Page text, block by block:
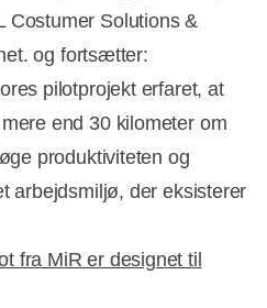
Costumer Solutions &
og fortsætter:
pilotprojekt erfaret, at
end 30 kilometer om
produktiviteten og
arbejdsmiljø, der eksisterer
fra MiR er designet til